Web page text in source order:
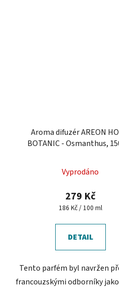
Aroma difuzér AREON
BOTANIC - Osmanthus,
Vyprodáno
279 Kč
Měrná
186 Kč / 100 ml
DETAIL
Tento parfém byl navržen
francouzskými odborníky